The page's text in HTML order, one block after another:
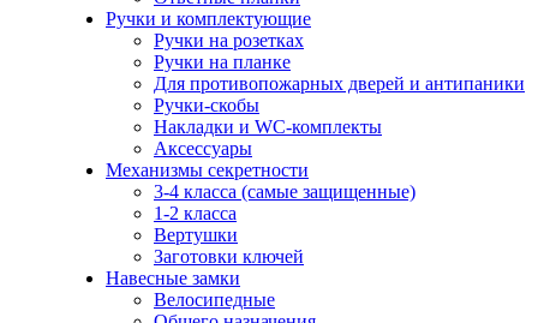
Ручки и комплектующие
Ручки на розетках
Ручки на планке
Для противопожарных дверей и антипаники
Ручки-скобы
Накладки и WC-комплекты
Аксессуары
Механизмы секретности
3-4 класса (самые защищенные)
1-2 класса
Вертушки
Заготовки ключей
Навесные замки
Велосипедные